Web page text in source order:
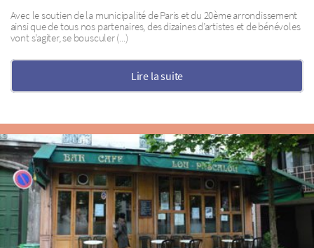
Avec le soutien de la municipalité de Paris et du 20ème arrondissement
ainsi que de tous nos partenaires, des dizaines d’artistes et de bénévoles
vont s’agiter, se bousculer (...)
Lire la suite